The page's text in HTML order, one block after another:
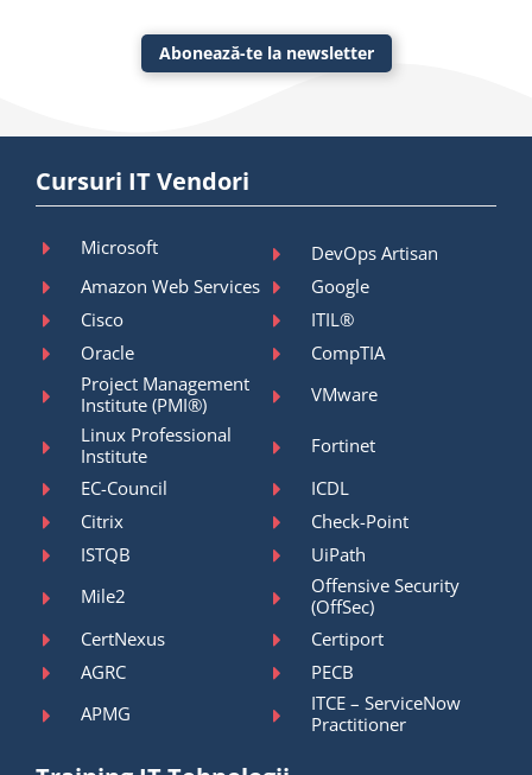
Abonează-te la newsletter
Cursuri IT Vendori
Microsoft
DevOps Artisan
Amazon Web Services
Google
Cisco
ITIL®
Oracle
CompTIA
Project Management
Institute (PMI®)
VMware
Linux Professional
Institute
Fortinet
EC-Council
ICDL
Citrix
Check-Point
ISTQB
UiPath
Mile2
Offensive Security
(OffSec)
CertNexus
Certiport
AGRC
PECB
APMG
ITCE – ServiceNow
Practitioner